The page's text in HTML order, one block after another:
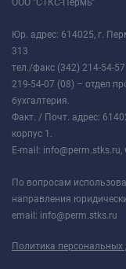
ООО "СТКС-Пермь"
Юр. адрес: 614025, г.
313
тел./факс (342) 214-54-
219-54-07 (08) – отдел
бухгалтерия.
Факт. / Почт. адрес:
корпус 1.
E-mail: info@perm.stks.ru,
По вопросам
направления
email: info@perm.stks.ru
Политика